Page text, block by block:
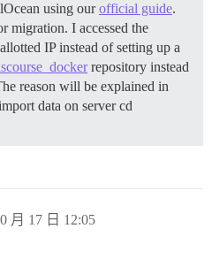
using ourofficial guide.
migration. I accessed the
IP instead of setting up a
repository instead
reason will be explained in
data on server cd
月 17 日 12:05